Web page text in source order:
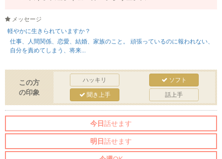
メッセージ
軽やかに生きられていますか？
仕事、人間関係、恋愛、結婚、家族のこと。 頑張っているのに報われない、
自分を責めてしまう、将来...
この方
の印象
ハッキリ ソフト
聞き上手 話上手
今日話せます
明日話せます